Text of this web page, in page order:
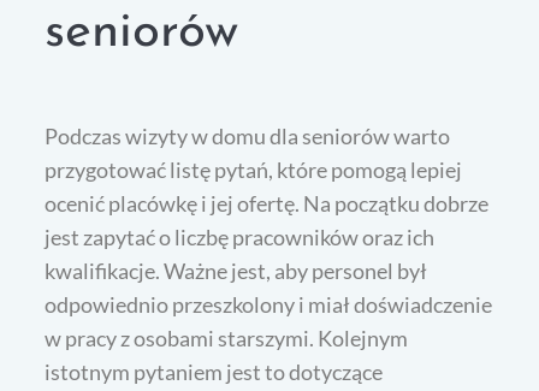
seniorów
Podczas wizyty w domu dla seniorów warto
przygotować listę pytań, które pomogą lepiej
ocenić placówkę i jej ofertę. Na początku dobrze
jest zapytać o liczbę pracowników oraz ich
kwalifikacje. Ważne jest, aby personel był
odpowiednio przeszkolony i miał doświadczenie
w pracy z osobami starszymi. Kolejnym
istotnym pytaniem jest to dotyczące